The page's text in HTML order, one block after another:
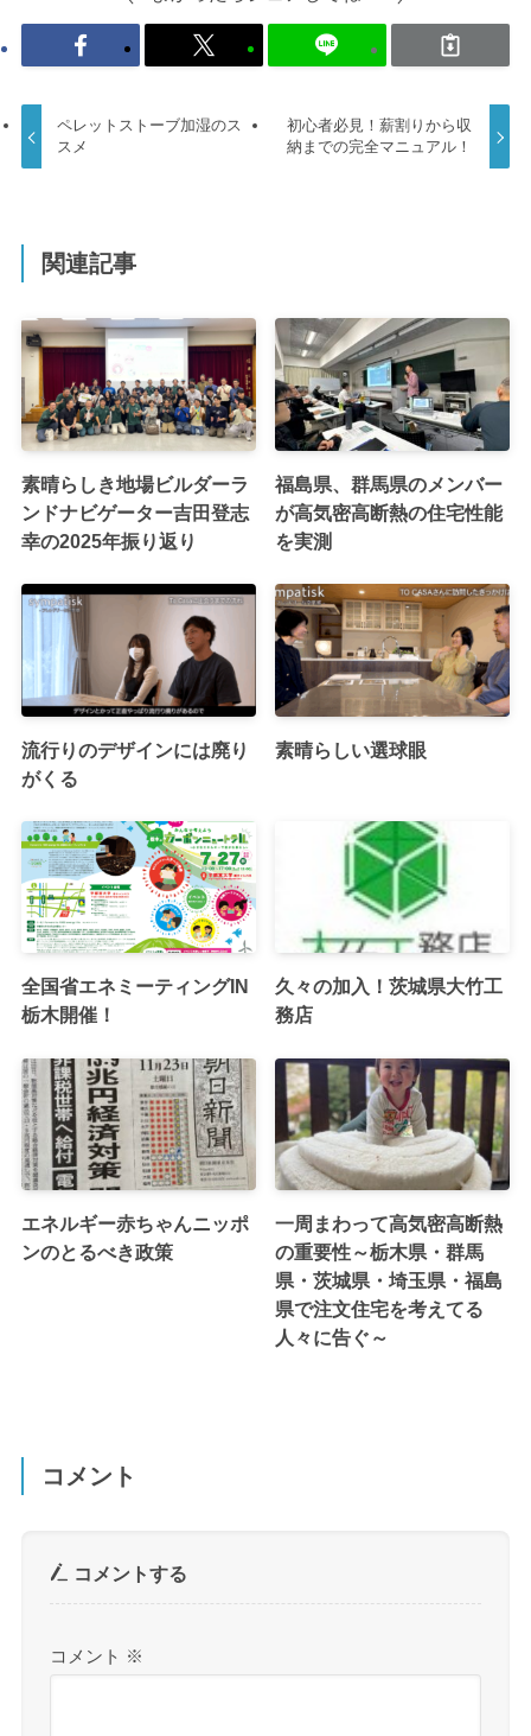
ペレットストーブ加湿のス
スメ
初心者必見！薪割りから収
納までの完全マニュアル！
関連記事
素晴らしき地場ビルダーラ
ンドナビゲーター吉田登志
幸の2025年振り返り
福島県、群馬県のメンバー
が高気密高断熱の住宅性能
を実測
流行りのデザインには廃り
がくる
素晴らしい選球眼
全国省エネミーティングIN
栃木開催！
久々の加入！茨城県大竹工
務店
エネルギー赤ちゃんニッポ
ンのとるべき政策
一周まわって高気密高断熱
の重要性～栃木県・群馬
県・茨城県・埼玉県・福島
県で注文住宅を考えてる
人々に告ぐ～
コメント
コメントする
コメント ※